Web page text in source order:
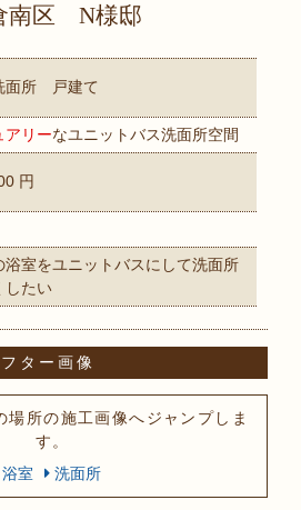
南区 N様邸
面所 戸建て
アリーなユニットバス洗面所空間
円
浴室をユニットバスにして洗面所
したい
ター画像
場所の施工画像へジャンプしま
す。
浴室 洗面所